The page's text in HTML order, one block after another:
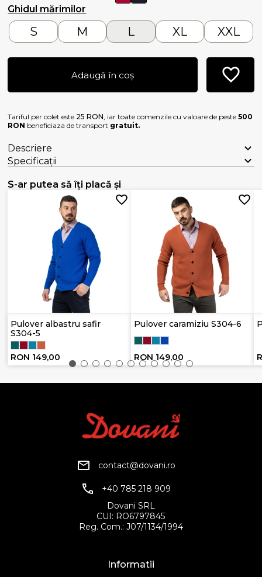
Ghidul mărimilor
S M L XL XXL
Adaugă în coș
Tariful per colet este 25 RON, iar toate comenzile cu valoare de peste500
RON beneficiaza de transport gratuit.
Descriere
Specificații
S-ar putea să îți placă și
Pulover albastru safir
S304-5
RON 149,00
Pulover caramiziu S304-6
RON 149,00
contact@dovani.ro
+40 785 218 909
Dovani SRL
CUI: RO6797845
Reg. Com.: J07/1134/1994
Informatii